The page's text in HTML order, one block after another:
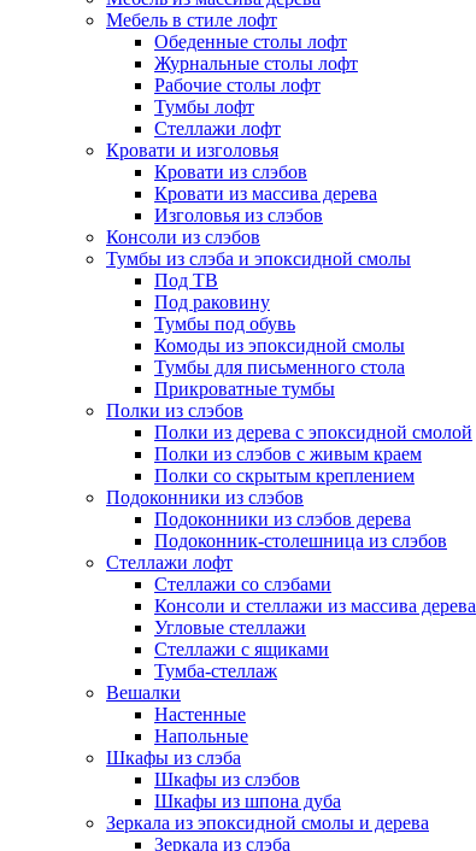
Мебель в стиле лофт
Обеденные столы лофт
Журнальные столы лофт
Рабочие столы лофт
Тумбы лофт
Стеллажи лофт
Кровати и изголовья
Кровати из слэбов
Кровати из массива дерева
Изголовья из слэбов
Консоли из слэбов
Тумбы из слэба и эпоксидной смолы
Под ТВ
Под раковину
Тумбы под обувь
Комоды из эпоксидной смолы
Тумбы для письменного стола
Прикроватные тумбы
Полки из слэбов
Полки из дерева с эпоксидной смолой
Полки из слэбов с живым краем
Полки со скрытым креплением
Подоконники из слэбов
Подоконники из слэбов дерева
Подоконник-столешница из слэбов
Стеллажи лофт
Стеллажи со слэбами
Консоли и стеллажи из массива дерева
Угловые стеллажи
Стеллажи с ящиками
Тумба-стеллаж
Вешалки
Настенные
Напольные
Шкафы из слэба
Шкафы из слэбов
Шкафы из шпона дуба
Зеркала из эпоксидной смолы и дерева
Зеркала из слэба